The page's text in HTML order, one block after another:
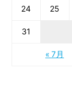
« 7月
24 25
31